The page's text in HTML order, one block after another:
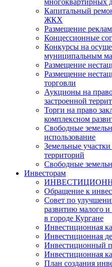
многоквартирных
Капитальный
ЖКХ
Размещение
Концессионные
Конкурсы на
муниципальным
Размещение
Размещение
торговли
Аукционы на
застроенной
Торги на право
комплексном
Свободные
использование
Земельные
территорий
Свободные
Инвесторам
Обращение к
Совет по
развитию малого и
в городе Кургане
Инвестиционная
Инвестиционная
Инвестиционный
Инвестиционная
План создания